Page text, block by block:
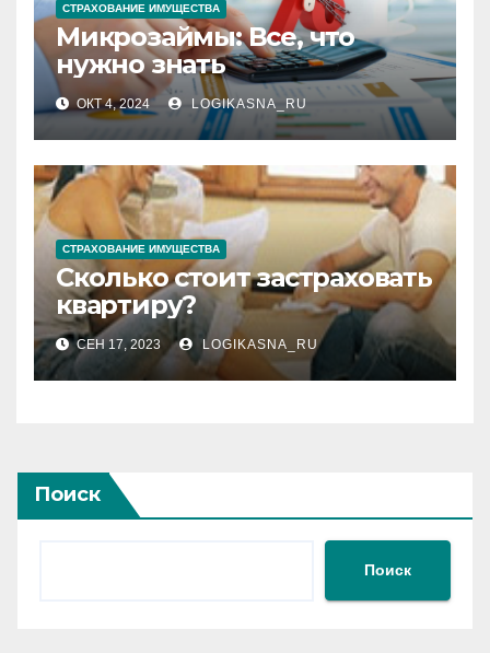
СТРАХОВАНИЕ ИМУЩЕСТВА
Микрозаймы: Все, что
нужно знать
ОКТ 4, 2024 LOGIKASNA_RU
СТРАХОВАНИЕ ИМУЩЕСТВА
Сколько стоит застраховать
квартиру?
СЕН 17, 2023 LOGIKASNA_RU
Поиск
Поиск